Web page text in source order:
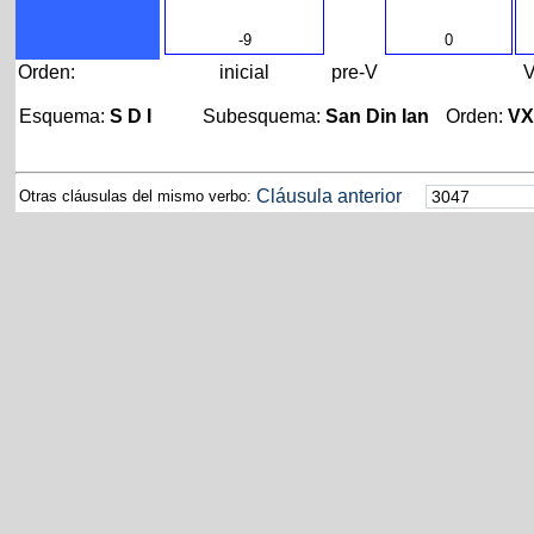
-9 0
Orden: inicial pre-V
Esquema: S D I Subesquema:San Din Ian Orden:
Otras cláusulas del mismo verbo: Cláusula anterior